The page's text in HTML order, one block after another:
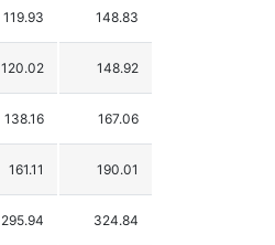
119.93 148.83
120.02 148.92
138.16 167.06
161.11 190.01
295.94 324.84